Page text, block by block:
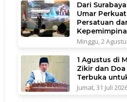
Dari
Umar
Persatuan
Minggu, 2
1 Agustus di
Zikir dan
Terbuka
Jumat, 31 Juli